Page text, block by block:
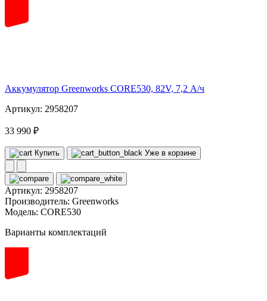
Аккумулятор Greenworks CORE530, 82V, 7,2 А/ч
Артикул: 2958207
33 990 ₽
Купить Уже в корзине
Артикул: 2958207
Производитель: Greenworks
Модель: CORE530
Варианты комплектаций